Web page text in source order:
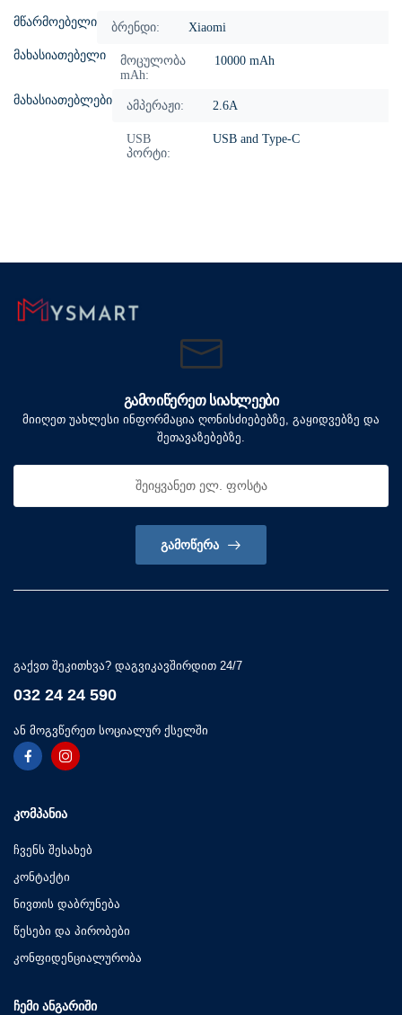
მწარმოებელი ბრენდი: Xiaomi
მახასიათებელი
მოცულობა
mAh:
10000 mAh
მახასიათებლები ამპერაჟი: 2.6A
USB
პორტი:
USB and Type-C
ᲒᲐᲛᲝᲘᲬᲔᲠᲔᲗ ᲡᲘᲐᲮᲚᲔᲔᲑᲘ
მიიღეთ უახლესი ინფორმაცია ღონისძიებებზე, გაყიდვებზე და
შეთავაზებებზე.
ᲒᲐᲛᲝᲬᲔᲠᲐ
გაქვთ შეკითხვა? დაგვიკავშირდით 24/7
032 24 24 590
ან მოგვწერეთ სოციალურ ქსელში
ᲙᲝᲛᲞᲐᲜᲘᲐ
ჩვენს შესახებ
კონტაქტი
ნივთის დაბრუნება
წესები და პირობები
კონფიდენციალურობა
ᲩᲔᲛᲘ ᲐᲜᲒᲐᲠᲘᲨᲘ